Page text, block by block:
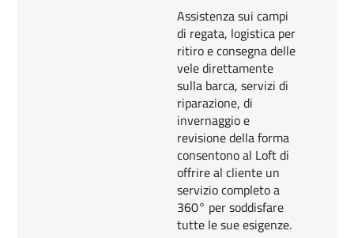
Assistenza sui campi
di regata, logistica per
ritiro e consegna delle
vele direttamente
sulla barca, servizi di
riparazione, di
invernaggio e
revisione della forma
consentono al Loft di
offrire al cliente un
servizio completo a
360° per soddisfare
tutte le sue esigenze.